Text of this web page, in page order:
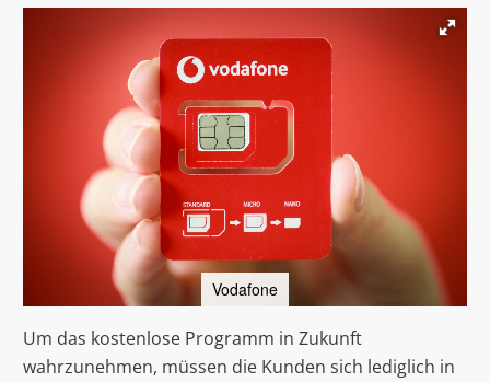
Vodafone
Um das kostenlose Programm in Zukunft
wahrzunehmen, müssen die Kunden sich lediglich in